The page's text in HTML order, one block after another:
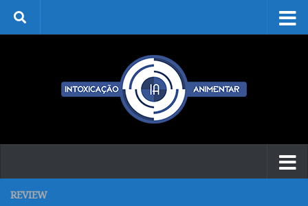
Skip to content
REVIEW